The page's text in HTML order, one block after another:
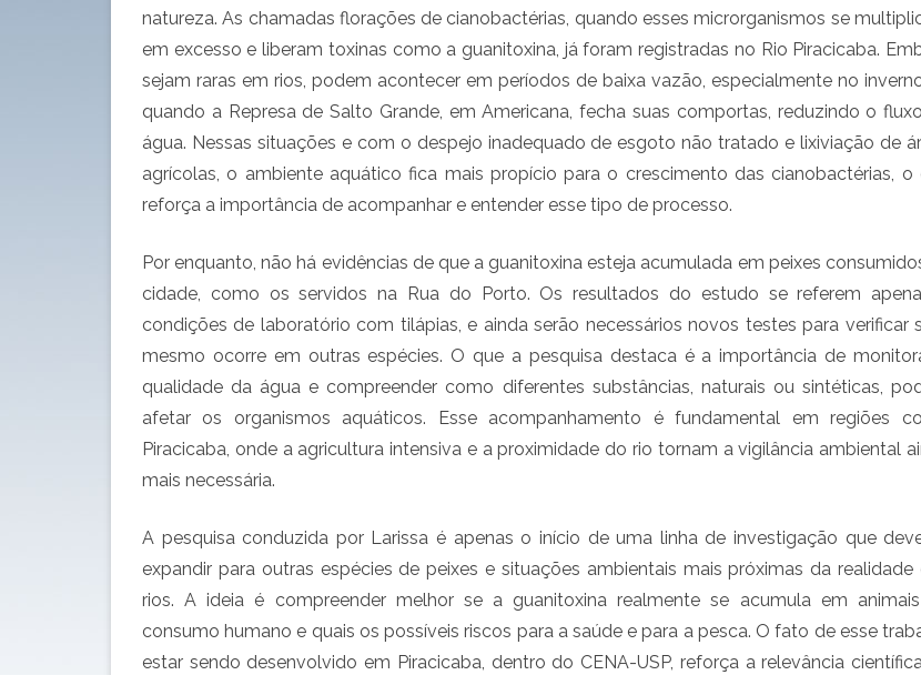
f
e
a
r
p
e
x
d
n
o
s
natureza. As chamadas florações de cianobactérias, quando esses microrganismos se
em excesso e liberam toxinas como a guanitoxina, já foram registradas no Rio Piracicaba.
sejam raras em rios, podem acontecer em períodos de baixa vazão, especialmente no
quando a Represa de Salto Grande, em Americana, fecha suas comportas, reduzindo o
água. Nessas situações e com o despejo inadequado de esgoto não tratado e lixiviação de
agrícolas, o ambiente aquático fica mais propício para o crescimento das cianobactérias, o
reforça a importância de acompanhar e entender esse tipo de processo.
Por enquanto, não há evidências de que a guanitoxina esteja acumulada em peixes
cidade, como os servidos na Rua do Porto. Os resultados do estudo se referem
condições de laboratório com tilápias, e ainda serão necessários novos testes para verificar
mesmo ocorre em outras espécies. O que a pesquisa destaca é a importância de
qualidade da água e compreender como diferentes substâncias, naturais ou sintéticas,
afetar os organismos aquáticos. Esse acompanhamento é fundamental em regiões
Piracicaba, onde a agricultura intensiva e a proximidade do rio tornam a vigilância ambiental
mais necessária.
A pesquisa conduzida por Larissa é apenas o início de uma linha de investigação que
expandir para outras espécies de peixes e situações ambientais mais próximas da realidade
rios. A ideia é compreender melhor se a guanitoxina realmente se acumula em
consumo humano e quais os possíveis riscos para a saúde e para a pesca. O fato de esse
estar sendo desenvolvido em Piracicaba, dentro do CENA-USP, reforça a relevância